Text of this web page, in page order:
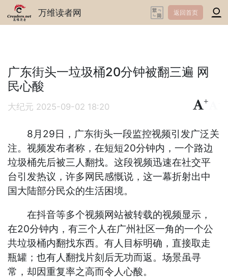
万维读者网 返回首页
广东街头一垃圾桶20分钟被翻三遍 网
民心酸
大纪元 2025-09-02 18:20
+
8月29日，广东街头一段监控视频引发广泛关
注。视频发布者称，在短短20分钟内，一个路边
垃圾桶先后被三人翻找。这段视频迅速在社交平
台引发热议，许多网民感慨说，这一幕折射出中
国大陆部分民众的生活困境。
在抖音等多个视频网站被转载的视频显示，
在20分钟内，有三个人在广州社区一角的一个公
共垃圾桶内翻找东西。有人目标明确，直接取走
瓶罐；也有人翻找片刻后无功而返。场景虽寻
常，却因重复率之高而令人心酸。